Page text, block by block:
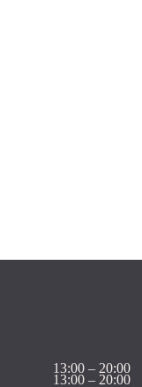
13:00 – 20:00
13:00 – 20:00